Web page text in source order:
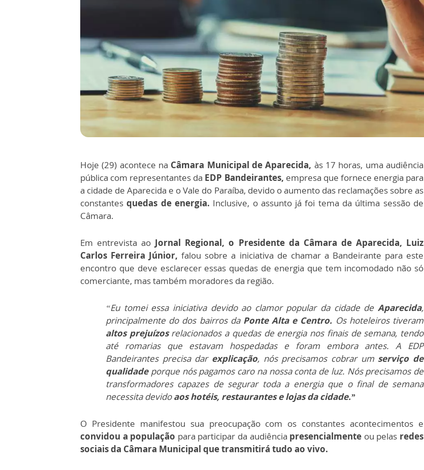
Hoje (29) acontece na Câmara Municipal de Aparecida, às 17 horas, uma audiência
pública com representantes da EDP Bandeirantes, empresa que fornece energia para
a cidade de Aparecida e o Vale do Paraíba, devido o aumento das reclamações sobre as
constantesquedas de energia. Inclusive, o assunto já foi tema da última sessão de
Câmara.
Em entrevista ao Jornal Regional, o Presidente da Câmara de Aparecida, Luiz
Carlos Ferreira Júnior, falou sobre a iniciativa de chamar a Bandeirante para este
encontro que deve esclarecer essas quedas de energia que tem incomodado não só
comerciante, mas também moradores da região.
“Eu tomei essa iniciativa devido ao clamor popular da cidade de Aparecida,
principalmente do dos bairros da Ponte Alta e Centro. Os hoteleiros tiveram
altos prejuízosrelacionados a quedas de energia nos finais de semana, tendo
até romarias que estavam hospedadas e foram embora antes. A EDP
Bandeirantes precisa dar explicação, nós precisamos cobrar um serviço de
qualidadeporque nós pagamos caro na nossa conta de luz. Nós precisamos de
transformadores capazes de segurar toda a energia que o final de semana
necessita devidoaos hotéis, restaurantes e lojas da cidade.”
O Presidente manifestou sua preocupação com os constantes acontecimentos e
convidou a população para participar da audiência presencialmente ou pelas redes
sociais da Câmara Municipal que transmitirá tudo ao vivo.